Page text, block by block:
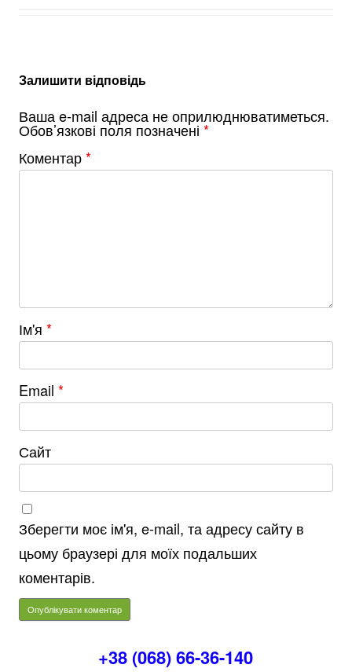
Залишити відповідь
Ваша e-mail адреса не оприлюднюватиметься.
Обов’язкові поля позначені *
Коментар*
Ім'я *
Email *
Сайт
Зберегти моє ім'я, e-mail, та адресу сайту в
цьому браузері для моїх подальших
коментарів.
+38 (068) 66-36-140